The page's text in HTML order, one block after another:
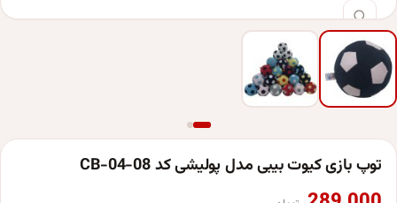
توپ بازی کیوت بیبی مدل پولیشی کد CB-04-08